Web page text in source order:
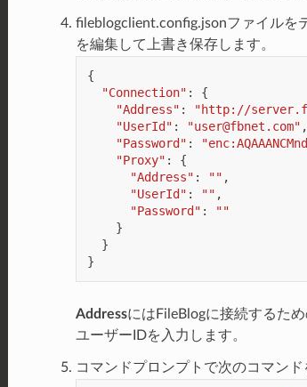
fileblogclient.config.jsonファイルを
を編集して上書き保存します。
{
"Connection" :
{
"Address" : "http://
"UserId" : "user@fbnet.com" ,
"Password" :
"Proxy" :
{
"Address" : "" ,
"UserId" : "" ,
"Password" :
""
}
}
}
AddressにはFileBlogに接続するため
ユーザーIDを入力します。
コマンドプロンプトで次のコマン